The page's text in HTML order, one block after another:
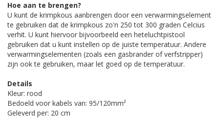
Hoe aan te brengen?
U kunt de krimpkous aanbrengen door een verwarmingselement
te gebruiken dat de krimpkous zo'n 250 tot 300 graden Celcius
verhit. U kunt hiervoor bijvoorbeeld een heteluchtpistool
gebruiken dat u kunt instellen op de juiste temperatuur. Andere
verwarmingselementen (zoals een gasbrander of verfstripper)
zijn ook te gebruiken, maar let goed op de temperatuur.
Details
Kleur: rood
Bedoeld voor kabels van: 95/120mm²
Geleverd per: 20 cm